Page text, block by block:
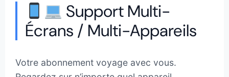
Support Multi-
Écrans / Multi-Appareils
Votre abonnement voyage avec vous.